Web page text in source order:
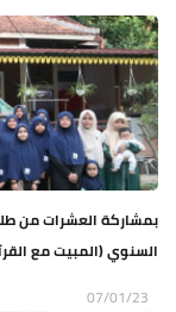
بمشاركة العشرات من
السنوي (المبيت مع
07/01/23